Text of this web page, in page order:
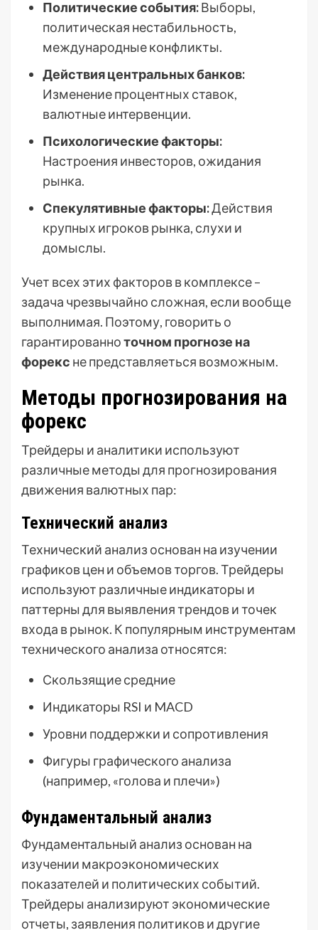
Политические события:Выборы,
политическая нестабильность,
международные конфликты.
Действия центральных банков:
Изменение процентных ставок,
валютные интервенции.
Психологические факторы:
Настроения инвесторов, ожидания
рынка.
Спекулятивные факторы:Действия
крупных игроков рынка, слухи и
домыслы.
Учет всех этих факторов в комплексе –
задача чрезвычайно сложная, если вообще
выполнимая. Поэтому, говорить о
гарантированноточном прогнозе на
форекс не представляеться возможным.
Методы прогнозирования на
форекс
Трейдеры и аналитики используют
различные методы для прогнозирования
движения валютных пар:
Технический анализ
Технический анализ основан на изучении
графиков цен и объемов торгов. Трейдеры
используют различные индикаторы и
паттерны для выявления трендов и точек
входа в рынок. К популярным инструментам
технического анализа относятся:
Скользящие средние
Индикаторы RSI и MACD
Уровни поддержки и сопротивления
Фигуры графического анализа
(например, «голова и плечи»)
Фундаментальный анализ
Фундаментальный анализ основан на
изучении макроэкономических
показателей и политических событий.
Трейдеры анализируют экономические
отчеты, заявления политиков и другие